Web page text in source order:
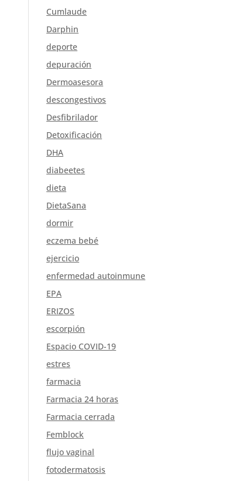
Cumlaude
Darphin
deporte
depuración
Dermoasesora
descongestivos
Desfibrilador
Detoxificación
DHA
diabeetes
dieta
DietaSana
dormir
eczema bebé
ejercicio
enfermedad autoinmune
EPA
ERIZOS
escorpión
Espacio COVID-19
estres
farmacia
Farmacia 24 horas
Farmacia cerrada
Femblock
flujo vaginal
fotodermatosis